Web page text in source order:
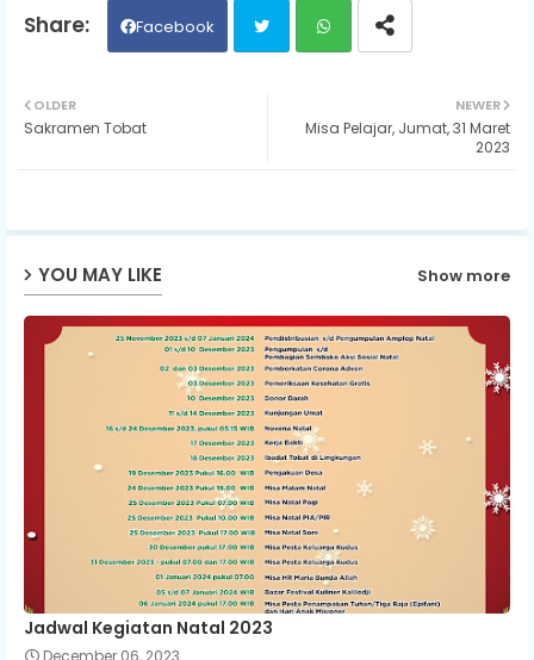
Facebook
ats
p
NEWER
Misa Pelajar, Jumat, 31 Maret
2023
OLDER
Sakramen Tobat
YOU MAY LIKE Show more
Jadwal Kegiatan Natal 2023
December 06, 2023